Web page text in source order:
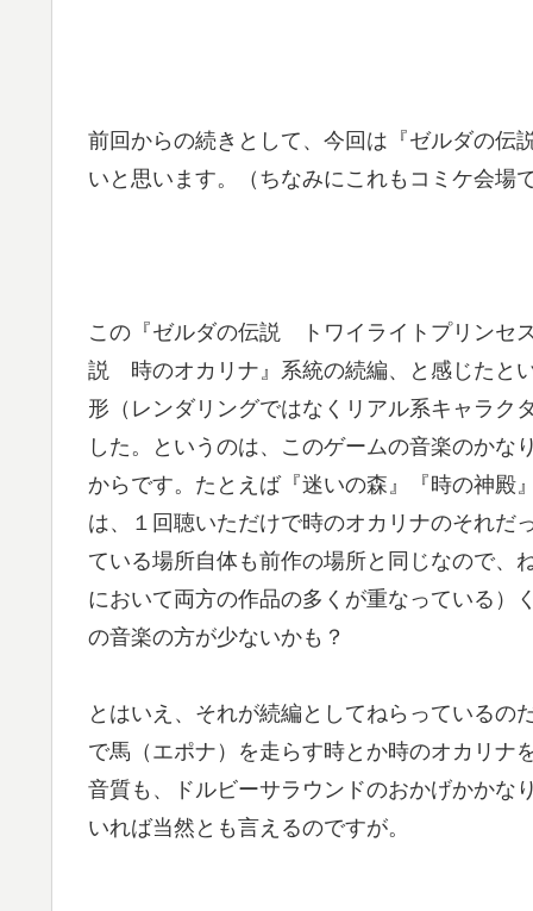
前回からの続きとして、今回は『ゼルダの
いと思います。（ちなみにこれもコミケ会場
この『ゼルダの伝説 トワイライトプリンセ
説 時のオカリナ』系統の続編、と感じたと
形（レンダリングではなくリアル系キャラク
した。というのは、このゲームの音楽のか
からです。たとえば『迷いの森』『時の神殿
は、１回聴いただけで時のオカリナのそれ
ている場所自体も前作の場所と同じなので、
において両方の作品の多くが重なっている）
の音楽の方が少ないかも？
とはいえ、それが続編としてねらっているの
で馬（エポナ）を走らす時とか時のオカリナ
音質も、ドルビーサラウンドのおかげかかな
いれば当然とも言えるのですが。